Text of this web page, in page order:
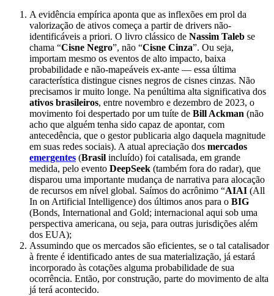
A evidência empírica aponta que as inflexões em prol da
valorização de ativos começa a partir de drivers não-
identificáveis a priori. O livro clássico de Nassim Taleb se
chama “Cisne Negro”, não “Cisne Cinza”. Ou seja,
importam mesmo os eventos de alto impacto, baixa
probabilidade e não-mapeáveis ex-ante — essa última
característica distingue cisnes negros de cisnes cinzas. Não
precisamos ir muito longe. Na penúltima alta significativa dos
ativos brasileiros, entre novembro e dezembro de 2023, o
movimento foi despertado por um tuíte de Bill Ackman (não
acho que alguém tenha sido capaz de apontar, com
antecedência, que o gestor publicaria algo daquela magnitude
em suas redes sociais). A atual apreciação dos mercados
emergentes (Brasil incluído) foi catalisada, em grande
medida, pelo evento DeepSeek (também fora do radar), que
disparou uma importante mudança de narrativa para alocação
de recursos em nível global. Saímos do acrônimo “AIAI (All
In on Artificial Intelligence) dos últimos anos para o BIG
(Bonds, International and Gold; internacional aqui sob uma
perspectiva americana, ou seja, para outras jurisdições além
dos EUA);
Assumindo que os mercados são eficientes, se o tal catalisador
à frente é identificado antes de sua materialização, já estará
incorporado às cotações alguma probabilidade de sua
ocorrência. Então, por construção, parte do movimento de alta
já terá acontecido.